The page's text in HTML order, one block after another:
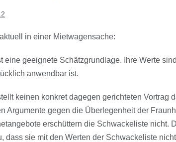
in einer Mietwagensache:
eine geeignete Schätzgrundlage. Ihre Werte
anwendbar ist.
keinen konkret dagegen gerichteten Vortrag
Argumente gegen die Überlegenheit der
erschüttern die Schwackeliste nicht.
dass sie mit den Werten der Schwackeliste